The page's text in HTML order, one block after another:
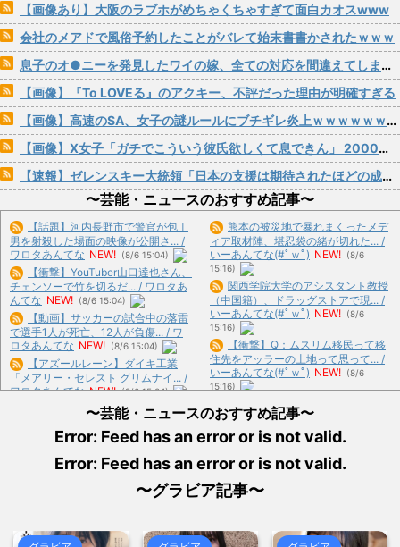
【画像あり】大阪のラブホがめちゃくちゃすぎて面白カオスwww
会社のメアドで風俗予約したことがバレて始末書書かされたｗｗｗ
息子のオ●ニーを発見したワイの嫁、全ての対応を間違えてしまう…
【画像】『To LOVEる』のアクキー、不評だった理由が明確すぎる
【画像】高速のSA、女子の謎ルールにブチギレ炎上ｗｗｗｗｗｗｗｗｗｗｗｗｗ
【画像】X女子「ガチでこういう彼氏欲しくて息できん」 2000万バズ
【速報】ゼレンスキー大統領「日本の支援は期待されたほどの成果がない」WWWWWWWWWWW
〜芸能・ニュースのおすすめ記事〜
【話題】河内長野市で警官が包丁
男を射殺した場面の映像が公開さ... /
ワロタあんてな NEW! (8/6 15:04)
【衝撃】YouTuber山口達也さん、
チェンソーで竹を切るだ... / ワロタあ
んてな NEW! (8/6 15:04)
【動画】サッカーの試合中の落雷
で選手1人が死亡、12人が負傷... / ワ
ロタあんてな NEW! (8/6 15:04)
【アズールレーン】ダイキ工業
「メアリー・セレスト グリムナイ... /
ワロタあんてな NEW! (8/6 15:04)
【〈物語〉シリーズ】セガ「忍野
忍」「斧乃木余接」プライズフィ... /
ワロタあんてな NEW! (8/6 15:04)
男、直前に母を亡くし精神的ショッ...
(8/6
: おすすめ
NEW! (8/6 13:51)
熊本の被災地で暴れまくったメデ
ィア取材陣、堪忍袋の緒が切れた... /
いーあんてな(#ﾟｗﾟ) NEW! (8/6
15:16)
関西学院大学のアシスタント教授
（中国籍）、ドラッグストアで現... /
いーあんてな(#ﾟｗﾟ) NEW! (8/6
15:16)
【衝撃】Q：ムスリム移民って移
住先をアッラーの土地って思って... /
いーあんてな(#ﾟｗﾟ) NEW! (8/6
15:16)
「やつらの目は節穴か？」と日米
に見切りをつけた欧州投資家の選... /
いーあんてな(#ﾟｗﾟ) NEW!
15:15)
【悲報】マスコミさん「自民党内
あんてな(#ﾟｗﾟ)
5chまとめMAP(総合) NEW!
(8/6
〜芸能・ニュースのおすすめ記事〜
Error: Feed has an error or is not valid.
Error: Feed has an error or is not valid.
〜グラビア記事〜